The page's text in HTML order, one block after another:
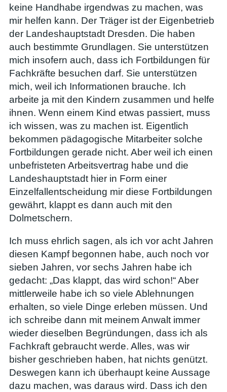
keine Handhabe irgendwas zu machen, was
mir helfen kann. Der Träger ist der Eigenbetrieb
der Landeshauptstadt Dresden. Die haben
auch bestimmte Grundlagen. Sie unterstützen
mich insofern auch, dass ich Fortbildungen für
Fachkräfte besuchen darf. Sie unterstützen
mich, weil ich Informationen brauche. Ich
arbeite ja mit den Kindern zusammen und helfe
ihnen. Wenn einem Kind etwas passiert, muss
ich wissen, was zu machen ist. Eigentlich
bekommen pädagogische Mitarbeiter solche
Fortbildungen gerade nicht. Aber weil ich einen
unbefristeten Arbeitsvertrag habe und die
Landeshauptstadt hier in Form einer
Einzelfallentscheidung mir diese Fortbildungen
gewährt, klappt es dann auch mit den
Dolmetschern.
Ich muss ehrlich sagen, als ich vor acht Jahren
diesen Kampf begonnen habe, auch noch vor
sieben Jahren, vor sechs Jahren habe ich
gedacht: „Das klappt, das wird schon!“ Aber
mittlerweile habe ich so viele Ablehnungen
erhalten, so viele Dinge erleben müssen. Und
ich schreibe dann mit meinem Anwalt immer
wieder dieselben Begründungen, dass ich als
Fachkraft gebraucht werde. Alles, was wir
bisher geschrieben haben, hat nichts genützt.
Deswegen kann ich überhaupt keine Aussage
dazu machen, was daraus wird. Dass ich den